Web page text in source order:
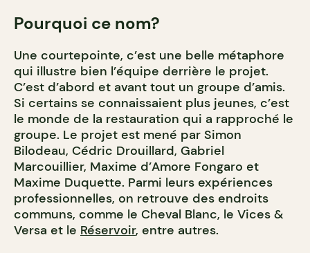
Pourquoi ce nom?
Une courtepointe, c’est une belle métaphore
qui illustre bien l’équipe derrière le projet.
C’est d’abord et avant tout un groupe d’amis.
Si certains se connaissaient plus jeunes, c’est
le monde de la restauration qui a rapproché le
groupe. Le projet est mené par Simon
Bilodeau, Cédric Drouillard, Gabriel
Marcouillier, Maxime d’Amore Fongaro et
Maxime Duquette. Parmi leurs expériences
professionnelles, on retrouve des endroits
communs, comme le Cheval Blanc, le Vices &
Versa et le Réservoir, entre autres.